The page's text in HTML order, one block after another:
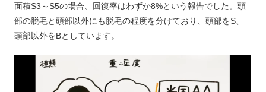
面積S3～S5の場合、回復率はわずか8%という報告でした。頭
部の脱毛と頭部以外にも脱毛の程度を分けており、頭部をS、
頭部以外をBとしています。